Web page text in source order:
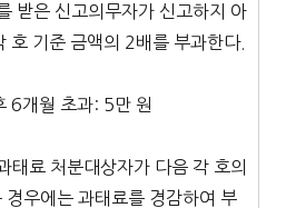
받은 신고의무자가 신고하지 아
호 기준 금액의 2배를 부과한다.
6개월 초과: 5만 원
태료 처분대상자가 다음 각 호의
경우에는 과태료를 경감하여 부